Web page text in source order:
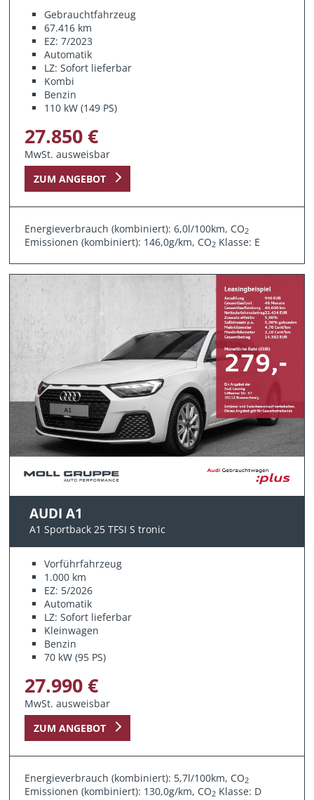
Gebrauchtfahrzeug
67.416 km
EZ: 7/2023
Automatik
LZ: Sofort lieferbar
Kombi
Benzin
110 kW (149 PS)
27.850 €
MwSt. ausweisbar
ZUM ANGEBOT
Energieverbrauch (kombiniert): 6,0l/100km, CO2
Emissionen (kombiniert): 146,0g/km, CO2 Klasse: E
AUDI A1
A1 Sportback 25 TFSI S tronic
Vorführfahrzeug
1.000 km
EZ: 5/2026
Automatik
LZ: Sofort lieferbar
Kleinwagen
Benzin
70 kW (95 PS)
27.990 €
MwSt. ausweisbar
ZUM ANGEBOT
Energieverbrauch (kombiniert): 5,7l/100km, CO2
Emissionen (kombiniert): 130,0g/km, CO2 Klasse: D